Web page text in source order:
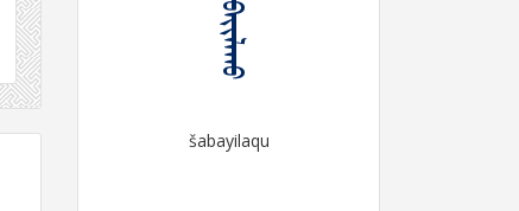
ᠱᠠᠪᠠᠶᠢᠯᠠᠬᠤ
šabayilaqu